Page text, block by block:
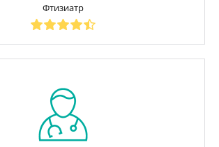
Фтизиатр